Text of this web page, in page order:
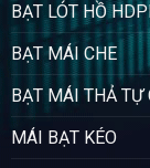
BẠT LÓT HỒ
BẠT MÁI CHE
BẠT MÁI THẢ TỰ
MÁI BẠT KÉO